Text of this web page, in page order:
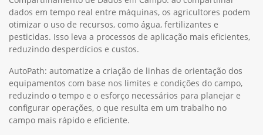
dados em tempo real entre máquinas, os agricultores podem
otimizar o uso de recursos, como água, fertilizantes e
pesticidas. Isso leva a processos de aplicação mais eficientes,
reduzindo desperdícios e custos.
AutoPath: automatize a criação de linhas de orientação dos
equipamentos com base nos limites e condições do campo,
reduzindo o tempo e o esforço necessários para planejar e
configurar operações, o que resulta em um trabalho no
campo mais rápido e eficiente.